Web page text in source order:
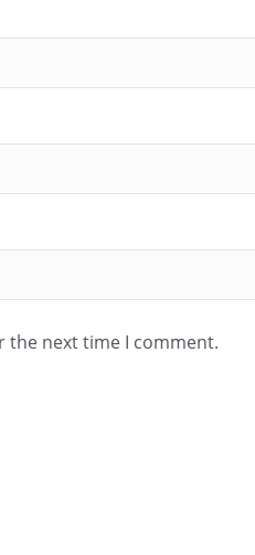
the next time I comment.